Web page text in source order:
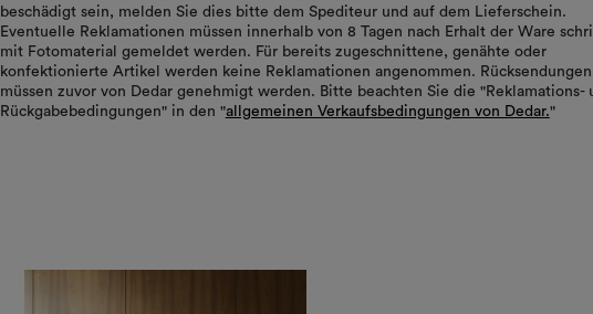
beschädigt sein, melden Sie dies bitte dem Spediteur und auf dem Lieferschein.
Eventuelle Reklamationen müssen innerhalb von 8 Tagen nach Erhalt der Ware
mit Fotomaterial gemeldet werden. Für bereits zugeschnittene, genähte oder
konfektionierte Artikel werden keine Reklamationen angenommen. Rücksendungen
müssen zuvor von Dedar genehmigt werden. Bitte beachten Sie die "Reklamations-
Rückgabebedingungen" in den "allgemeinen Verkaufsbedingungen von Dedar."